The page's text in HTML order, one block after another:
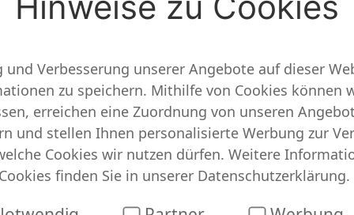
überprüft und getestet
keine detaillierten Informationen vor. Das
Das heißt jedoch nicht, dass Elpumps
hat unser System schon Angebote
kannst:
Sparen bei Elpumps Deutschland
und Verbesserung unserer Angebote auf dieser
zu speichern. Mithilfe von Cookies können
erreichen eine Zuordnung von unseren
und stellen Ihnen personalisierte Werbung zur
Cookies wir nutzen dürfen. Weitere
finden Sie in unserer Datenschutzerklärung.